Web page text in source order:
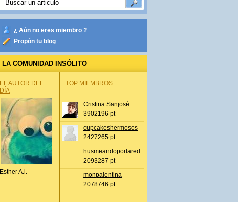
¿ Aún no eres miembro ?
Propón tu blog
LA COMUNIDAD INSÓLITO
EL AUTOR DEL
DÍA
Esther A.l.
TOP MIEMBROS
Cristina Sanjosé
3902196 pt
cupcakeshermosos
2427265 pt
husmeandoporlared
2093287 pt
monpalentina
2078746 pt